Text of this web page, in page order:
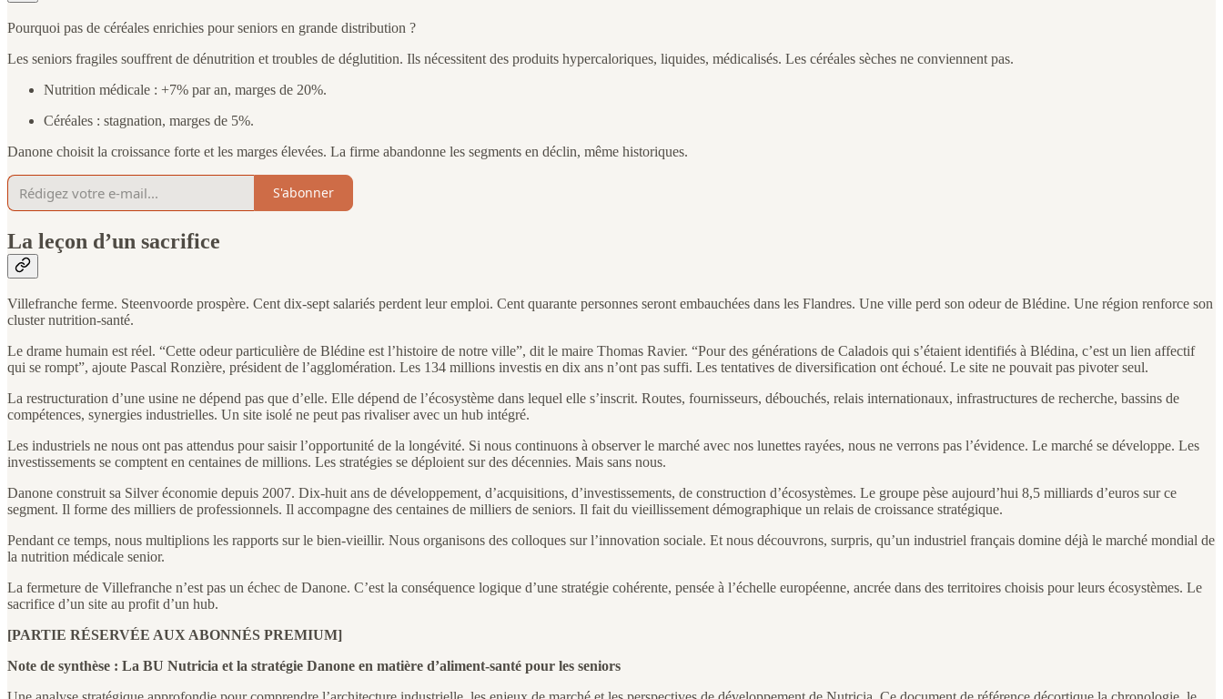
Pourquoi pas de céréales enrichies pour seniors en grande distribution ?
Les seniors fragiles souffrent de dénutrition et troubles de déglutition. Ils nécessitent des produits hypercaloriques, liquides, médicalisés. Les céréales sèches ne conviennent pas.
Nutrition médicale : +7% par an, marges de 20%.
Céréales : stagnation, marges de 5%.
Danone choisit la croissance forte et les marges élevées. La firme abandonne les segments en déclin, même historiques.
S'abonner
La leçon d’un sacrifice
Villefranche ferme. Steenvoorde prospère. Cent dix-sept salariés perdent leur emploi. Cent quarante personnes seront embauchées dans les Flandres. Une ville perd son odeur de Blédine. Une région renforce son
cluster nutrition-santé.
Le drame humain est réel. “Cette odeur particulière de Blédine est l’histoire de notre ville”, dit le maire Thomas Ravier. “Pour des générations de Caladois qui s’étaient identifiés à Blédina, c’est un lien affectif
qui se rompt”, ajoute Pascal Ronzière, président de l’agglomération. Les 134 millions investis en dix ans n’ont pas suffi. Les tentatives de diversification ont échoué. Le site ne pouvait pas pivoter seul.
La restructuration d’une usine ne dépend pas que d’elle. Elle dépend de l’écosystème dans lequel elle s’inscrit. Routes, fournisseurs, débouchés, relais internationaux, infrastructures de recherche, bassins de
compétences, synergies industrielles. Un site isolé ne peut pas rivaliser avec un hub intégré.
Les industriels ne nous ont pas attendus pour saisir l’opportunité de la longévité. Si nous continuons à observer le marché avec nos lunettes rayées, nous ne verrons pas l’évidence. Le marché se développe. Les
investissements se comptent en centaines de millions. Les stratégies se déploient sur des décennies. Mais sans nous.
Danone construit sa Silver économie depuis 2007. Dix-huit ans de développement, d’acquisitions, d’investissements, de construction d’écosystèmes. Le groupe pèse aujourd’hui 8,5 milliards d’euros sur ce
segment. Il forme des milliers de professionnels. Il accompagne des centaines de milliers de seniors. Il fait du vieillissement démographique un relais de croissance stratégique.
Pendant ce temps, nous multiplions les rapports sur le bien-vieillir. Nous organisons des colloques sur l’innovation sociale. Et nous découvrons, surpris, qu’un industriel français domine déjà le marché mondial de
la nutrition médicale senior.
La fermeture de Villefranche n’est pas un échec de Danone. C’est la conséquence logique d’une stratégie cohérente, pensée à l’échelle européenne, ancrée dans des territoires choisis pour leurs écosystèmes. Le
sacrifice d’un site au profit d’un hub.
[PARTIE RÉSERVÉE AUX ABONNÉS PREMIUM]
Note de synthèse : La BU Nutricia et la stratégie Danone en matière d’aliment-santé pour les seniors